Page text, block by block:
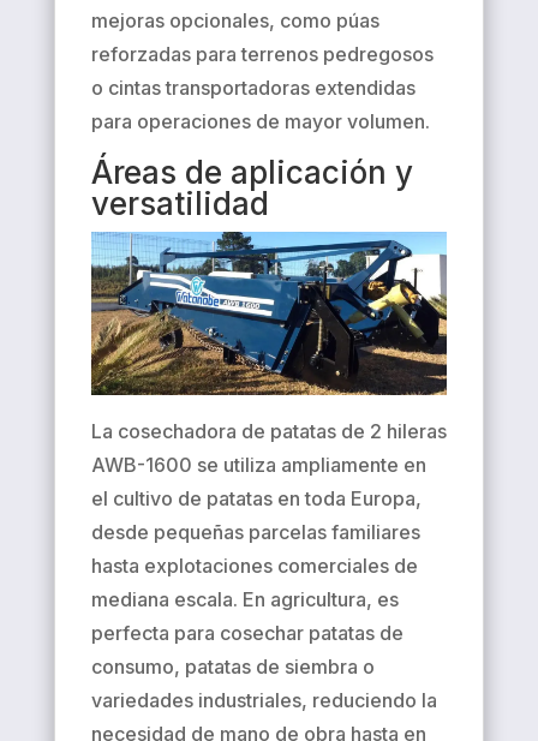
mejoras opcionales, como púas
reforzadas para terrenos pedregosos
o cintas transportadoras extendidas
para operaciones de mayor volumen.
Áreas de aplicación y
versatilidad
La cosechadora de patatas de 2 hileras
AWB-1600 se utiliza ampliamente en
el cultivo de patatas en toda Europa,
desde pequeñas parcelas familiares
hasta explotaciones comerciales de
mediana escala. En agricultura, es
perfecta para cosechar patatas de
consumo, patatas de siembra o
variedades industriales, reduciendo la
necesidad de mano de obra hasta en